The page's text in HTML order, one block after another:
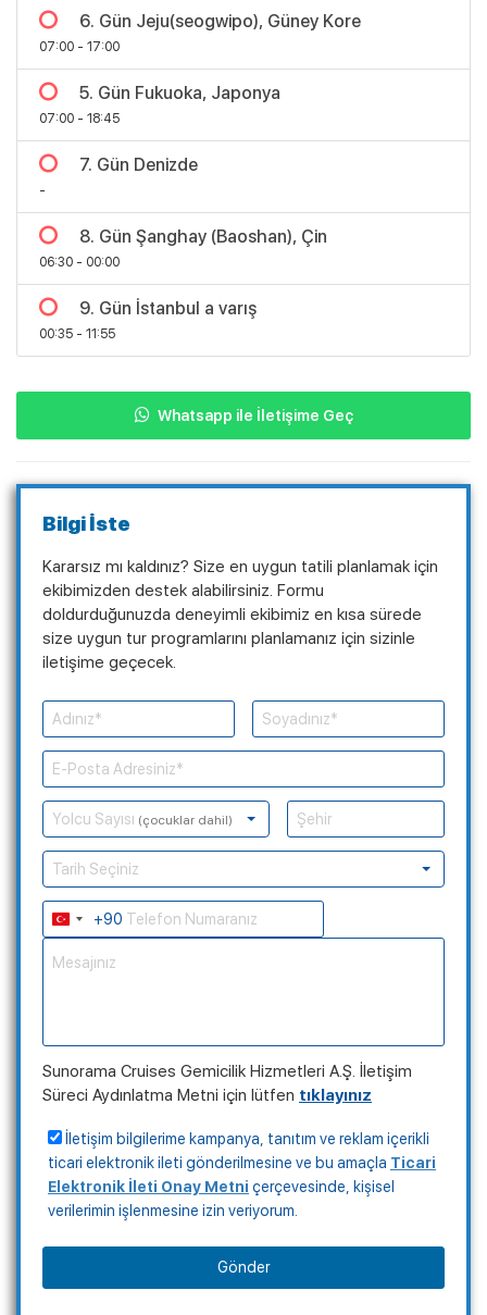
6. Gün Jeju(seogwipo), Güney Kore
07:00 - 17:00
5. Gün Fukuoka, Japonya
07:00 - 18:45
7. Gün Denizde
-
8. Gün Şanghay (Baoshan), Çin
06:30 - 00:00
9. Gün İstanbul a varış
00:35 - 11:55
Whatsapp ile İletişime Geç
Bilgi İste
Kararsız mı kaldınız? Size en uygun tatili planlamak için
ekibimizden destek alabilirsiniz. Formu
doldurduğunuzda deneyimli ekibimiz en kısa sürede
size uygun tur programlarını planlamanız için sizinle
iletişime geçecek.
Yolcu Sayısı (çocuklar dahil)
Tarih Seçiniz
Turkey+90
Sunorama Cruises Gemicilik Hizmetleri A.Ş. İletişim
Süreci Aydınlatma Metni için lütfen tıklayınız
İletişim bilgilerime kampanya, tanıtım ve reklam içerikli
ticari elektronik ileti gönderilmesine ve bu amaçla Ticari
Elektronik İleti Onay Metni çerçevesinde, kişisel
verilerimin işlenmesine izin veriyorum.
Gönder